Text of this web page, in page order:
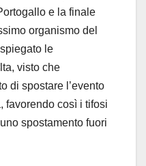
e la finale
organismo del
le
visto che
di spostare l’evento
favorendo così i tifosi
spostamento fuori